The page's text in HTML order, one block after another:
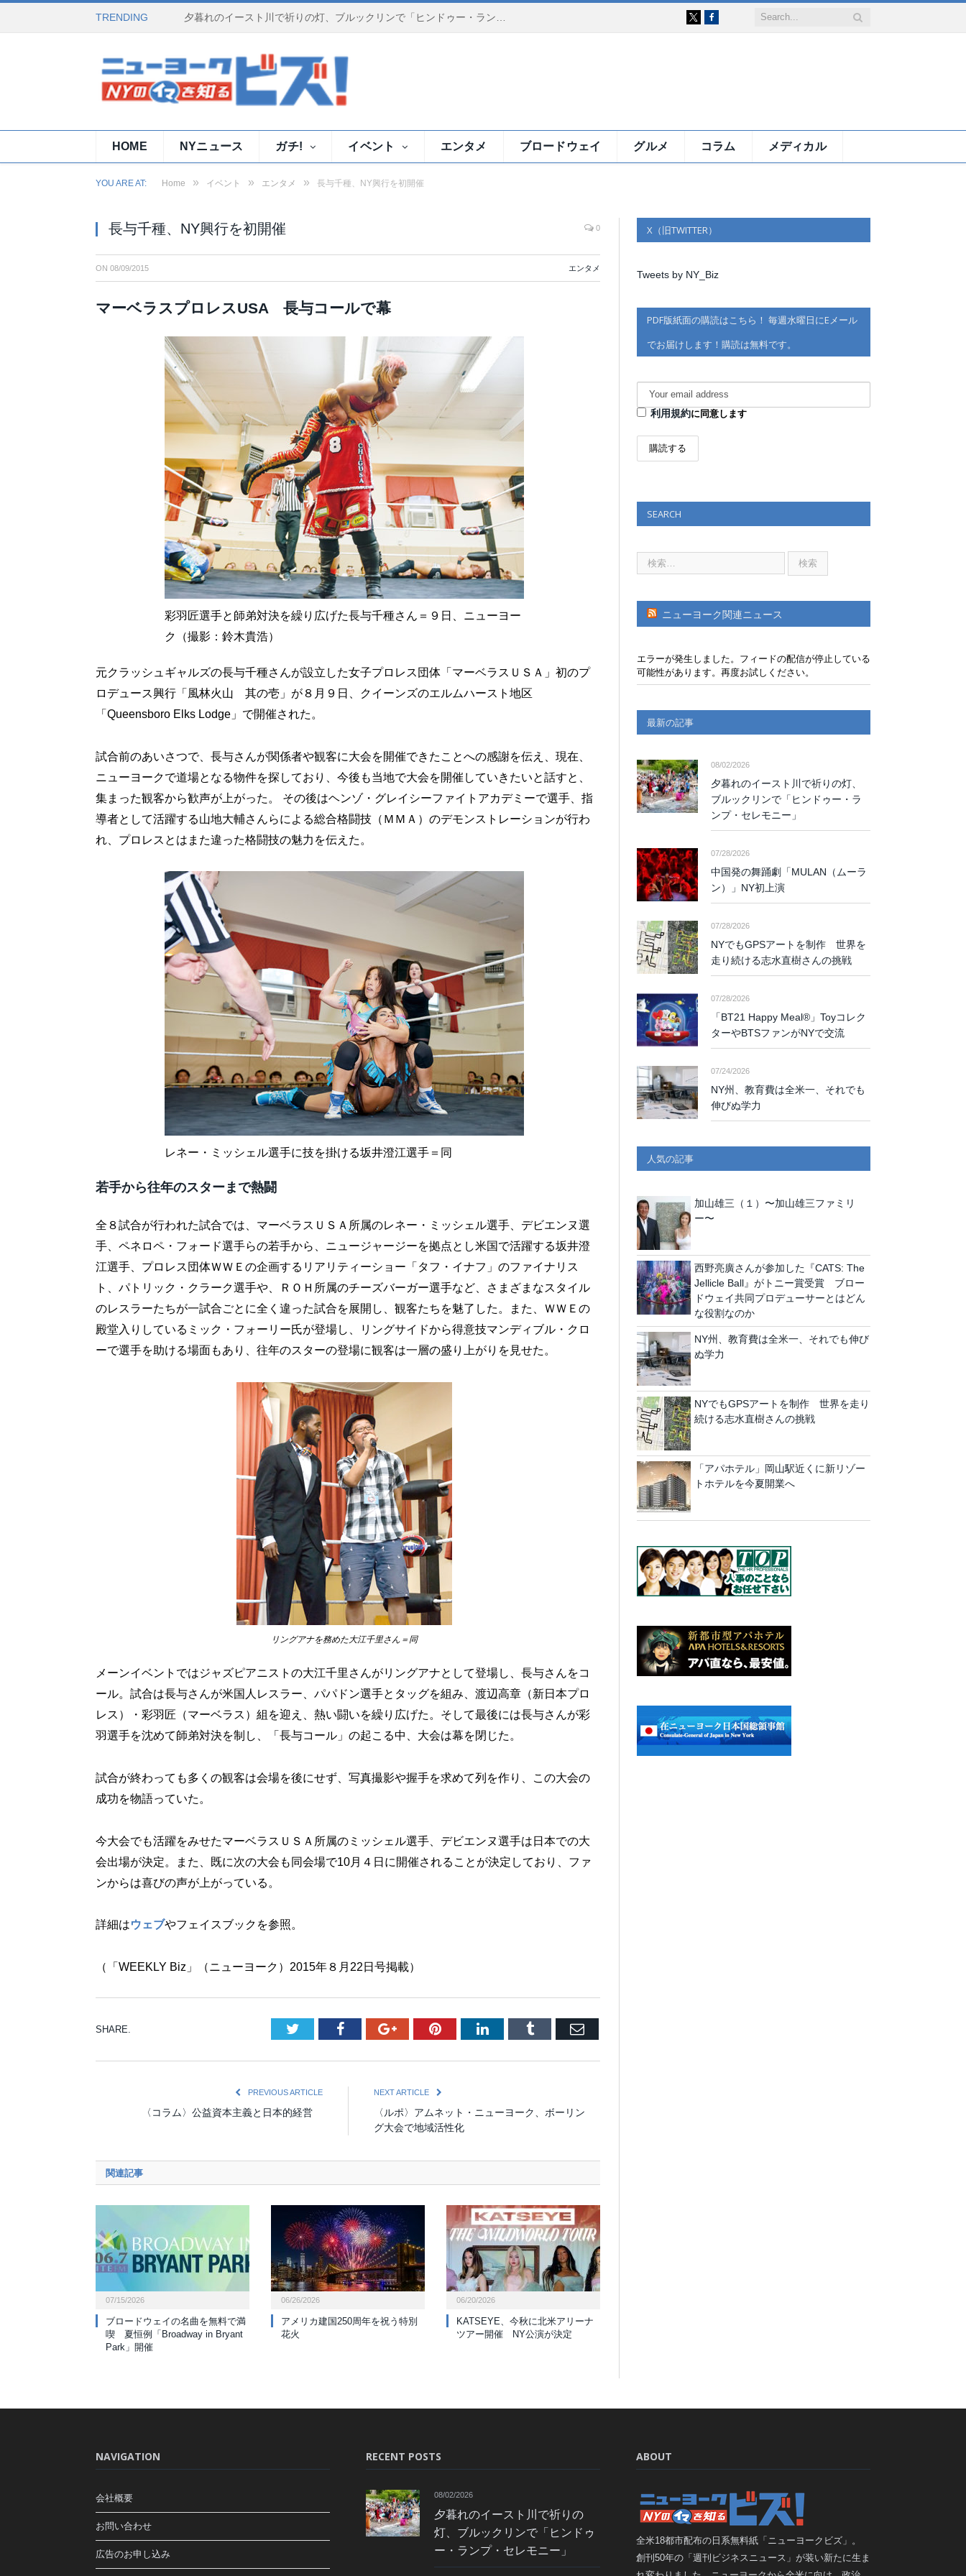
TRENDING 夕暮れのイースト川で祈りの灯、ブルックリンで「ヒンドゥー・ランプ・セレモニー」 Facebook
HOME NYニュース ガチ! イベント エンタメ ブロードウェイ グルメ コラム メディカル
YOU ARE AT: Home » イベント » エンタメ » 長与千種、NY興行を初開催
長与千種、NY興行を初開催 0
ON 08/09/2015 エンタメ
マーベラスプロレスUSA 長与コールで幕
彩羽匠選手と師弟対決を繰り広げた長与千種さん＝９日、ニューヨー
ク（撮影：鈴木貴浩）
元クラッシュギャルズの長与千種さんが設立した女子プロレス団体「マーベラスＵＳＡ」初のプ
ロデュース興行「風林火山 其の壱」が８月９日、クイーンズのエルムハースト地区
「Queensboro Elks Lodge」で開催された。
試合前のあいさつで、長与さんが関係者や観客に大会を開催できたことへの感謝を伝え、現在、
ニューヨークで道場となる物件を探しており、今後も当地で大会を開催していきたいと話すと、
集まった観客から歓声が上がった。 その後はヘンゾ・グレイシーファイトアカデミーで選手、指
導者として活躍する山地大輔さんらによる総合格闘技（ＭＭＡ）のデモンストレーションが行わ
れ、プロレスとはまた違った格闘技の魅力を伝えた。
レネー・ミッシェル選手に技を掛ける坂井澄江選手＝同
若手から往年のスターまで熱闘
全８試合が行われた試合では、マーベラスＵＳＡ所属のレネー・ミッシェル選手、デビエンヌ選
手、ペネロペ・フォード選手らの若手から、ニュージャージーを拠点とし米国で活躍する坂井澄
江選手、プロレス団体ＷＷＥの企画するリアリティーショー「タフ・イナフ」のファイナリス
ト、パトリック・クラーク選手や、ＲＯＨ所属のチーズバーガー選手など、さまざまなスタイル
のレスラーたちが一試合ごとに全く違った試合を展開し、観客たちを魅了した。また、ＷＷＥの
殿堂入りしているミック・フォーリー氏が登場し、リングサイドから得意技マンディブル・クロ
ーで選手を助ける場面もあり、往年のスターの登場に観客は一層の盛り上がりを見せた。
リングアナを務めた大江千里さん＝同
メーンイベントではジャズピアニストの大江千里さんがリングアナとして登場し、長与さんをコ
ール。試合は長与さんが米国人レスラー、パパドン選手とタッグを組み、渡辺高章（新日本プロ
レス）・彩羽匠（マーベラス）組を迎え、熱い闘いを繰り広げた。そして最後には長与さんが彩
羽選手を沈めて師弟対決を制し、「長与コール」の起こる中、大会は幕を閉じた。
試合が終わっても多くの観客は会場を後にせず、写真撮影や握手を求めて列を作り、この大会の
成功を物語っていた。
今大会でも活躍をみせたマーベラスＵＳＡ所属のミッシェル選手、デビエンヌ選手は日本での大
会出場が決定。また、既に次の大会も同会場で10月４日に開催されることが決定しており、ファ
ンからは喜びの声が上がっている。
詳細はウェブやフェイスブックを参照。
（「WEEKLY Biz」（ニューヨーク）2015年８月22日号掲載）
SHARE. Twitter FacebookGoogle+PinterestLinkedInTumblr Email
PREVIOUS ARTICLE
〈コラム〉公益資本主義と日本的経営
NEXT ARTICLE
〈ルポ〉アムネット・ニューヨーク、ボーリ​ン
グ大会で地域活性化
関連記事
07/15/2026
ブロードウェイの名曲を無料で満
喫 夏恒例「Broadway in Bryant
Park」開催
06/26/2026
アメリカ建国250周年を祝う特別
花火
06/20/2026
KATSEYE、今秋に北米アリーナ
ツアー開催 NY公演が決定
X（旧TWITTER）
Tweets by NY_Biz
PDF版紙面の購読はこちら！ 毎週水曜日にEメール
でお届けします！購読は無料です。
利用規約に同意します
SEARCH
ニューヨーク関連ニュース
エラーが発生しました。フィードの配信が停止している
可能性があります。再度お試しください。
最新の記事
08/02/2026
夕暮れのイースト川で祈りの灯、
ブルックリンで「ヒンドゥー・ラ
ンプ・セレモニー」
07/28/2026
中国発の舞踊劇「MULAN（ムーラ
ン）」NY初上演
07/28/2026
NYでもGPSアートを制作 世界を
走り続ける志水直樹さんの挑戦
07/28/2026
「BT21 Happy Meal®」Toyコレク
ターやBTSファンがNYで交流
07/24/2026
NY州、教育費は全米一、それでも
伸びぬ学力
人気の記事
加山雄三（１）〜加山雄三ファミリ
ー〜
西野亮廣さんが参加した『CATS: The
Jellicle Ball』がトニー賞受賞 ブロー
ドウェイ共同プロデューサーとはどん
な役割なのか
NY州、教育費は全米一、それでも伸び
ぬ学力
NYでもGPSアートを制作 世界を走り
続ける志水直樹さんの挑戦
「アパホテル」岡山駅近くに新リゾー
トホテルを今夏開業へ
NAVIGATION
会社概要
お問い合わせ
広告のお申し込み
RECENT POSTS
08/02/2026
夕暮れのイースト川で祈りの
灯、ブルックリンで「ヒンドゥ
ー・ランプ・セレモニー」
ABOUT
全米18都市配布の日系無料紙「ニューヨークビズ」。
創刊50年の「週刊ビジネスニュース」が装い新たに生ま